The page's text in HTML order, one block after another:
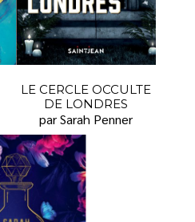
LE CERCLE OCCULTE
DE LONDRES
par Sarah Penner